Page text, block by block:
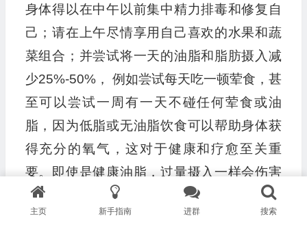
身体得以在中午以前集中精力排毒和修复自
己；请在上午尽情享用自己喜欢的水果和蔬
菜组合；并尝试将一天的油脂和脂肪摄入减
少25%-50%， 例如尝试每天吃一顿荤食，甚
至可以尝试一周有一天不碰任何荤食或油
脂，因为低脂或无油脂饮食可以帮助身体获
得充分的氧气，这对于健康和疗愈至关重
要。即使是健康油脂，过量摄入一样会伤害
健康。
主页 新手指南 进群 搜索